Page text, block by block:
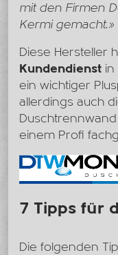
mit den Firmen
Kermi gemacht.»
Diese Hersteller
Kundendienst in
ein wichtiger
allerdings auch
einem Profi
7 Tipps für
Die folgenden